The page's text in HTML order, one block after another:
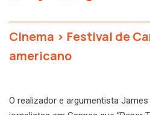
Cinema > Festival de
americano
O realizador e argumentista